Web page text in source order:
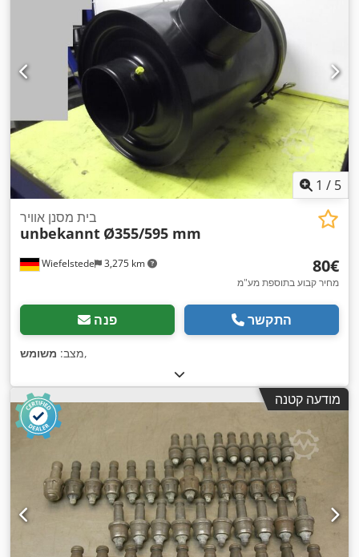
1 / 5
Wiefelstede 3,275 km
בית מסנן אוויר
unbekannt Ø355/595 mm
‏80 ‏€
מחיר קבוע בתוספת מע"מ
פנה התקשר
מצב: משומש ,
מודעה קטנה